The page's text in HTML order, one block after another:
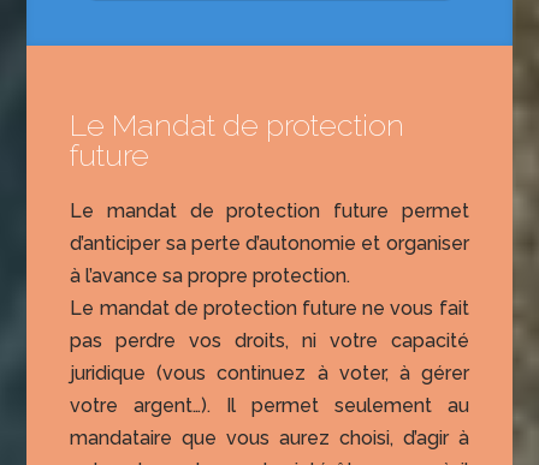
Le Mandat de protection
future
Le mandat de protection future permet
d’anticiper sa perte d’autonomie et organiser
à l’avance sa propre protection.
Le mandat de protection future ne vous fait
pas perdre vos droits, ni votre capacité
juridique (vous continuez à voter, à gérer
votre argent…). Il permet seulement au
mandataire que vous aurez choisi, d’agir à